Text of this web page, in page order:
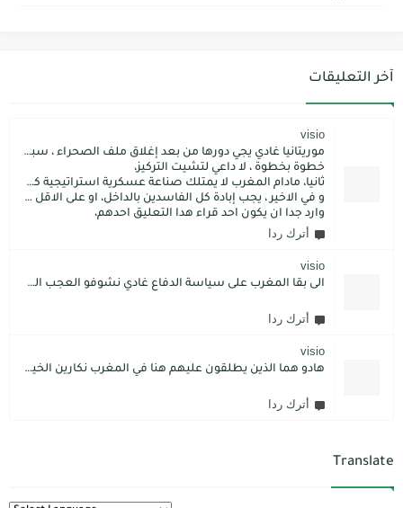
آخر التعليقات
visio
موريتانيا غادي يجي دورها من بعد إغلاق ملف الصحراء ، سبتة مليلية و الجزر،
خطوة بخطوة ، لا داعي لتشيت التركيز،
ثانيا، مادام المغرب لا يمتلك صناعة عسكرية استراتيجية كما فعل الاتراك فسيبقى داءما محل اطماع الغير،
و في الاخير ، يجب إبادة كل الفاسدين بالداخل، او على الاقل كما فعل محمد بن سلمان: قم بتسليم الاموال المنهوبة او المشنقة(حرفيا)، فقط هم بضعة آلاف ليسوا كُثر.
وارد جدا ان يكون احد قراء هدا التعليق احدهم،
أترك ردا
visio
الى بقا المغرب على سياسة الدفاع غادي نشوفو العجب المعجب من دولة الكبرانات.. دولة ما عندها تاريخ كاتسرق تراتنا ، اراضبنا و تاريخنا و حنا جالسين كانتسناو في الامم المتحدة تعطينا حل و الواقع هو كل عام مشكلتنا كاتعقد مع دولة الشر.. فرنسا اكبر شيطان من مازال حطا صبعها في شمال افريقيا، كانزيدو مشكل على مشكل اللهم كبرها تصغار .. الانسان هو لي يموت على ولادو و على ارضو
أترك ردا
visio
هادو هما الذين يطلقون عليهم هنا في المغرب نكارين الخير.كما يقول المثل المغربي دير الخير في الرجال تلقاه لاديرو فالشماتة راه يتوضر .لكن الخير دائما يعلو على الشر./.
أترك ردا
Translate